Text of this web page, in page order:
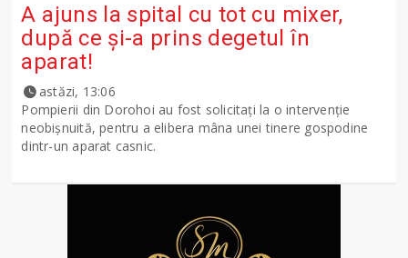
A ajuns la spital cu tot cu mixer,
după ce și-a prins degetul în
aparat!
astăzi, 13:06
Pompierii din Dorohoi au fost solicitați la o intervenție
neobișnuită, pentru a elibera mâna unei tinere gospodine
dintr-un aparat casnic.